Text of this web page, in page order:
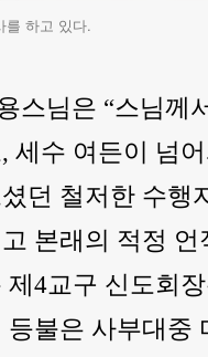
를 하고 있다.
스님은 “스님께
세수 여든이 넘
던 철저한 수행
본래의 적정
4교구 신도회
불은 사부대중